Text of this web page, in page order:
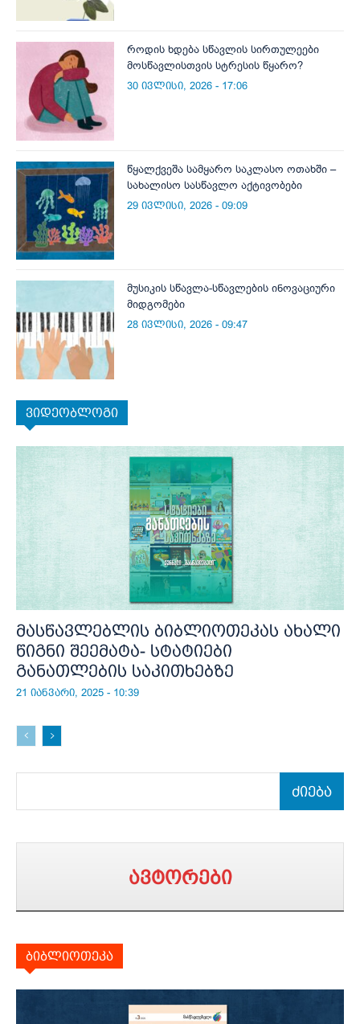
როდის ხდება სწავლის სირთულეები
მოსწავლისთვის სტრესის წყარო?
30 ივლისი, 2026 - 17:06
წყალქვეშა სამყარო საკლასო ოთახში –
სახალისო სასწავლო აქტივობები
29 ივლისი, 2026 - 09:09
მუსიკის სწავლა-სწავლების ინოვაციური
მიდგომები
28 ივლისი, 2026 - 09:47
ვიდეობლოგი
მასწავლებლის ბიბლიოთეკას ახალი
წიგნი შეემატა- სტატიები
განათლების საკითხებზე
21 იანვარი, 2025 - 10:39
ძიება
ავტორები
ბიბლიოთეკა